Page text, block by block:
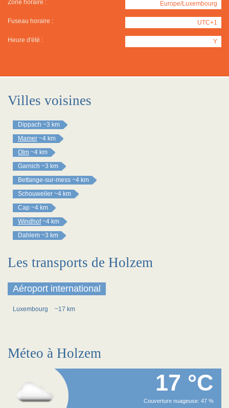
Zone horaire : Europe/Luxembourg
Fuseau horaire : UTC+1
Heure d'été : Y
Villes voisines
Dippach ~3 km
Mamer ~4 km
Olm ~4 km
Garnich ~3 km
Bettange-sur-mess ~4 km
Schouweiler ~4 km
Cap ~4 km
Windhof ~4 km
Dahlem ~3 km
Les transports de Holzem
Aéroport international
Luxembourg ~17 km
Méteo à Holzem
17 °C
Couverture nuageuse: 47 %